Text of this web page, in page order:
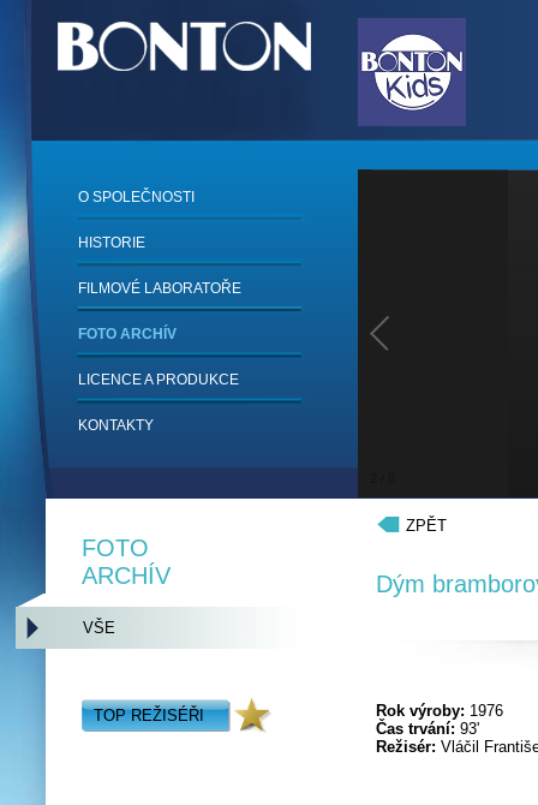
O SPOLEČNOSTI
HISTORIE
FILMOVÉ LABORATOŘE
FOTO ARCHÍV
LICENCE A PRODUKCE
KONTAKTY
ZPĚT
Dým
Rok výroby: 1976
Čas trvání: 93'
Režisér: Vláčil
FOTO
ARCHÍV
VŠE
TOP REŽISÉŘI